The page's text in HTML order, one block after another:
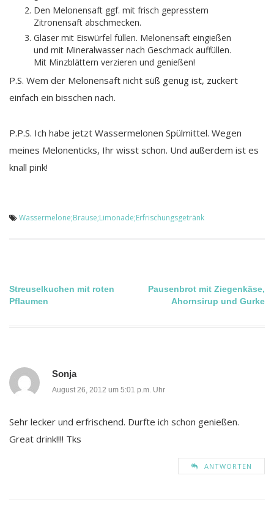
Den Melonensaft ggf. mit frisch gepresstem
Zitronensaft abschmecken.
Gläser mit Eiswürfel füllen. Melonensaft eingießen
und mit Mineralwasser nach Geschmack auffüllen.
Mit Minzblättern verzieren und genießen!
P.S. Wem der Melonensaft nicht süß genug ist, zuckert
einfach ein bisschen nach.
P.P.S. Ich habe jetzt Wassermelonen Spülmittel. Wegen
meines Melonenticks, Ihr wisst schon. Und außerdem ist es
knall pink!
Wassermelone;Brause;Limonade;Erfrischungsgetränk
Beitragsnavigation
Streuselkuchen mit roten
Pflaumen
Pausenbrot mit Ziegenkäse,
Ahornsirup und Gurke
Sonja
August 26, 2012 um 5:01 p.m. Uhr
Sehr lecker und erfrischend. Durfte ich schon genießen.
Great drink!!!! Tks
ANTWORTEN